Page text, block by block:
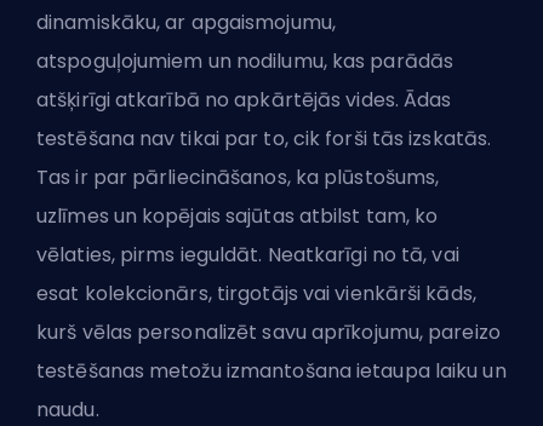
dinamiskāku, ar apgaismojumu,
atspoguļojumiem un nodilumu, kas parādās
atšķirīgi atkarībā no apkārtējās vides. Ādas
testēšana nav tikai par to, cik forši tās izskatās.
Tas ir par pārliecināšanos, ka plūstošums,
uzlīmes un kopējais sajūtas atbilst tam, ko
vēlaties, pirms ieguldāt. Neatkarīgi no tā, vai
esat kolekcionārs, tirgotājs vai vienkārši kāds,
kurš vēlas personalizēt savu aprīkojumu, pareizo
testēšanas metožu izmantošana ietaupa laiku un
naudu.